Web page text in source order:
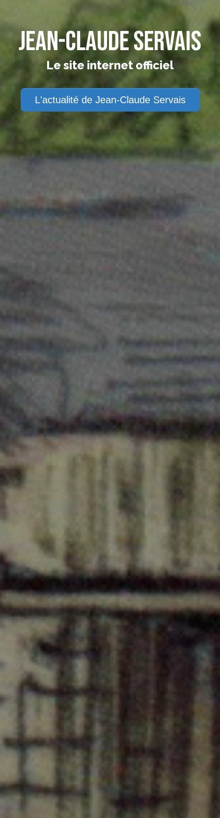
Jean-Claude Servais
Le site internet officiel
L'actualité de Jean-Claude Servais